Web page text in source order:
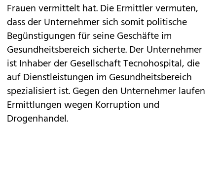
Frauen vermittelt hat. Die Ermittler vermuten,
dass der Unternehmer sich somit politische
Begünstigungen für seine Geschäfte im
Gesundheitsbereich sicherte. Der Unternehmer
ist Inhaber der Gesellschaft Tecnohospital, die
auf Dienstleistungen im Gesundheitsbereich
spezialisiert ist. Gegen den Unternehmer laufen
Ermittlungen wegen Korruption und
Drogenhandel.